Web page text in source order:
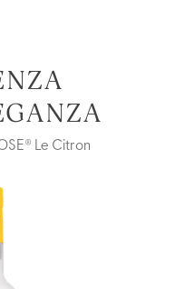
Le Citron